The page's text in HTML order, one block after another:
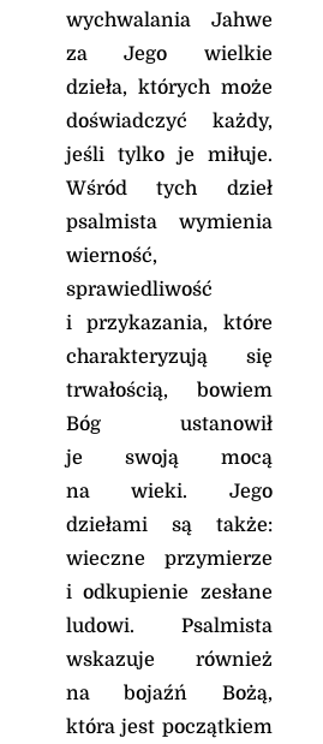
wychwalania Jahwe
za Jego wielkie
dzieła, których może
doświadczyć każdy,
jeśli tylko je miłuje.
Wśród tych dzieł
psalmista wymienia
wierność,
sprawiedliwość
i przykazania, które
charakteryzują się
trwałością, bowiem
Bóg ustanowił
je swoją mocą
na wieki. Jego
dziełami są także:
wieczne przymierze
i odkupienie zesłane
ludowi. Psalmista
wskazuje również
na bojaźń Bożą,
która jest początkiem